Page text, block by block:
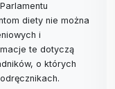
ciała i
na
diety nie można
i
te dotyczą
o których